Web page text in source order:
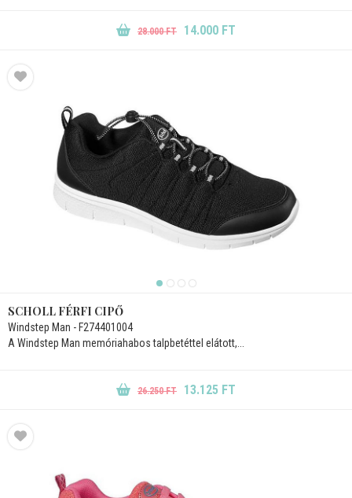
28.000 FT 14.000 FT
SCHOLL FÉRFI CIPŐ
Windstep Man - F274401004
A Windstep Man memóriahabos talpbetéttel elátott,...
26.250 FT 13.125 FT